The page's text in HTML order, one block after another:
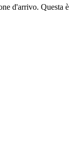
d'arrivo. Questa è